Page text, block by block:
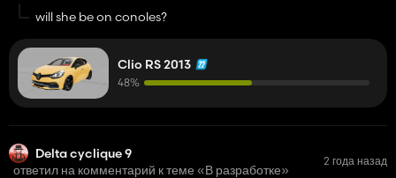
will she be on conoles?
Clio RS 2013
48%
Delta cyclique 9
ответил на комментарий к теме «В разработке»
2 года назад